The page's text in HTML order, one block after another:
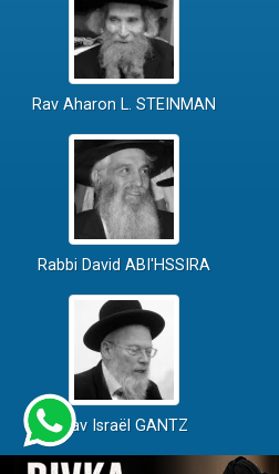
Rav Aharon L. STEINMAN
Rabbi David ABI'HSSIRA
Rav Israël GANTZ